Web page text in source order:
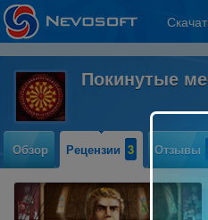
Покинутые
Обзор Рецензии 3 Отзывы